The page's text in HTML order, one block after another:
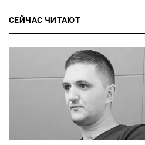
СЕЙЧАС ЧИТАЮТ